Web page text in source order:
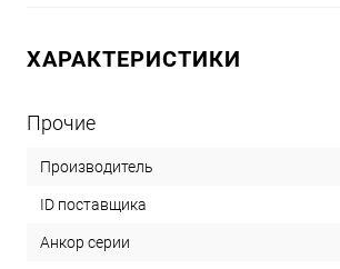
ХАРАКТЕРИСТИКИ
Прочие
Производитель
ID поставщика
Анкор серии